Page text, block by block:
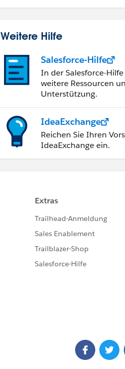
Weitere Hilfe
Salesforce-Hilfe
In der Salesforce-
weitere Ressourcen
Unterstützung.
IdeaExchange
Reichen Sie Ihren
IdeaExchange ein.